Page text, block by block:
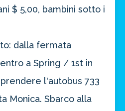
$ 5,00, bambini sotto i
dalla fermata
a Spring / 1st in
prendere l'autobus 733
Monica. Sbarco alla